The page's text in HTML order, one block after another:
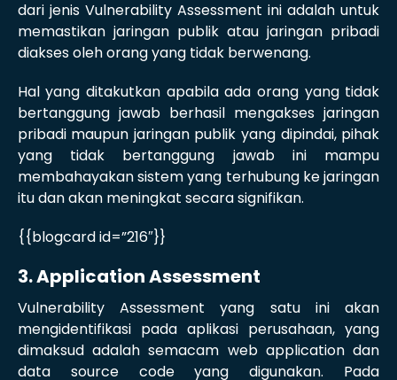
dari jenis Vulnerability Assessment ini adalah untuk
memastikan jaringan publik atau jaringan pribadi
diakses oleh orang yang tidak berwenang.
Hal yang ditakutkan apabila ada orang yang tidak
bertanggung jawab berhasil mengakses jaringan
pribadi maupun jaringan publik yang dipindai, pihak
yang tidak bertanggung jawab ini mampu
membahayakan sistem yang terhubung ke jaringan
itu dan akan meningkat secara signifikan.
{{blogcard id=”216″}}
3. Application Assessment
Vulnerability Assessment yang satu ini akan
mengidentifikasi pada aplikasi perusahaan, yang
dimaksud adalah semacam web application dan
data source code yang digunakan. Pada